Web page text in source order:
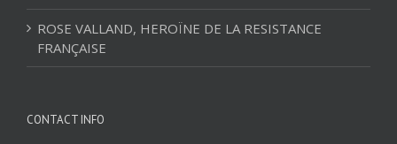
ROSE VALLAND, HEROÏNE DE LA RESISTANCE
FRANÇAISE
CONTACT INFO